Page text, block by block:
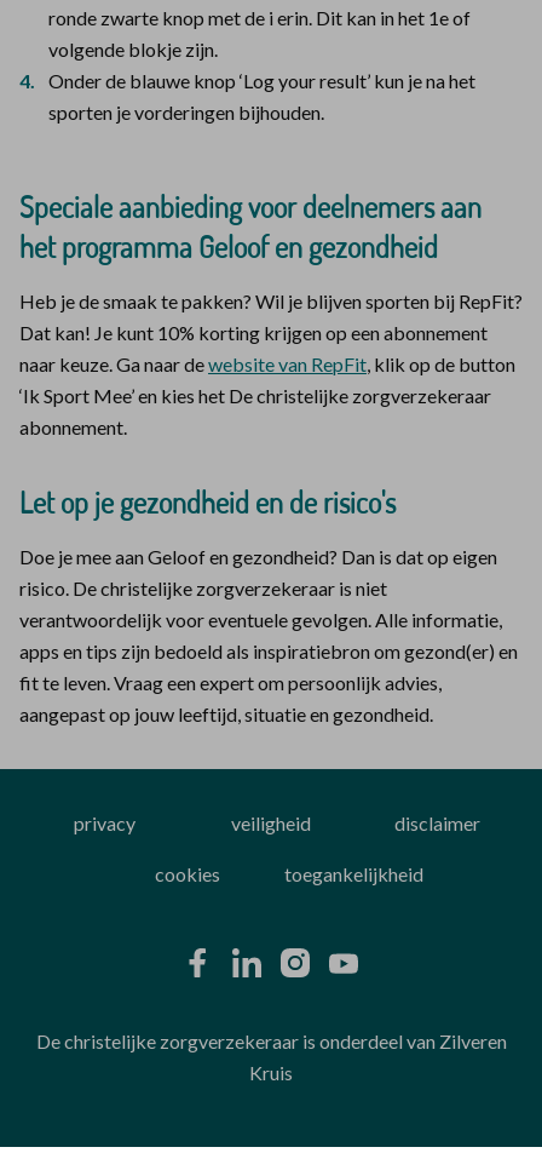
ronde zwarte knop met de i erin. Dit kan in het 1e of
volgende blokje zijn.
Onder de blauwe knop ‘Log your result’ kun je na het
sporten je vorderingen bijhouden.
Speciale aanbieding voor deelnemers aan
het programma Geloof en gezondheid
Heb je de smaak te pakken? Wil je blijven sporten bij RepFit?
Dat kan! Je kunt 10% korting krijgen op een abonnement
naar keuze. Ga naar dewebsite van RepFit, klik op de button
‘Ik Sport Mee’ en kies het De christelijke zorgverzekeraar
abonnement.
Let op je gezondheid en de risico's
Doe je mee aan Geloof en gezondheid? Dan is dat op eigen
risico. De christelijke zorgverzekeraar is niet
verantwoordelijk voor eventuele gevolgen. Alle informatie,
apps en tips zijn bedoeld als inspiratiebron om gezond(er) en
fit te leven. Vraag een expert om persoonlijk advies,
aangepast op jouw leeftijd, situatie en gezondheid.
privacy veiligheid disclaimer
cookies toegankelijkheid
De christelijke zorgverzekeraar is onderdeel van Zilveren
Kruis